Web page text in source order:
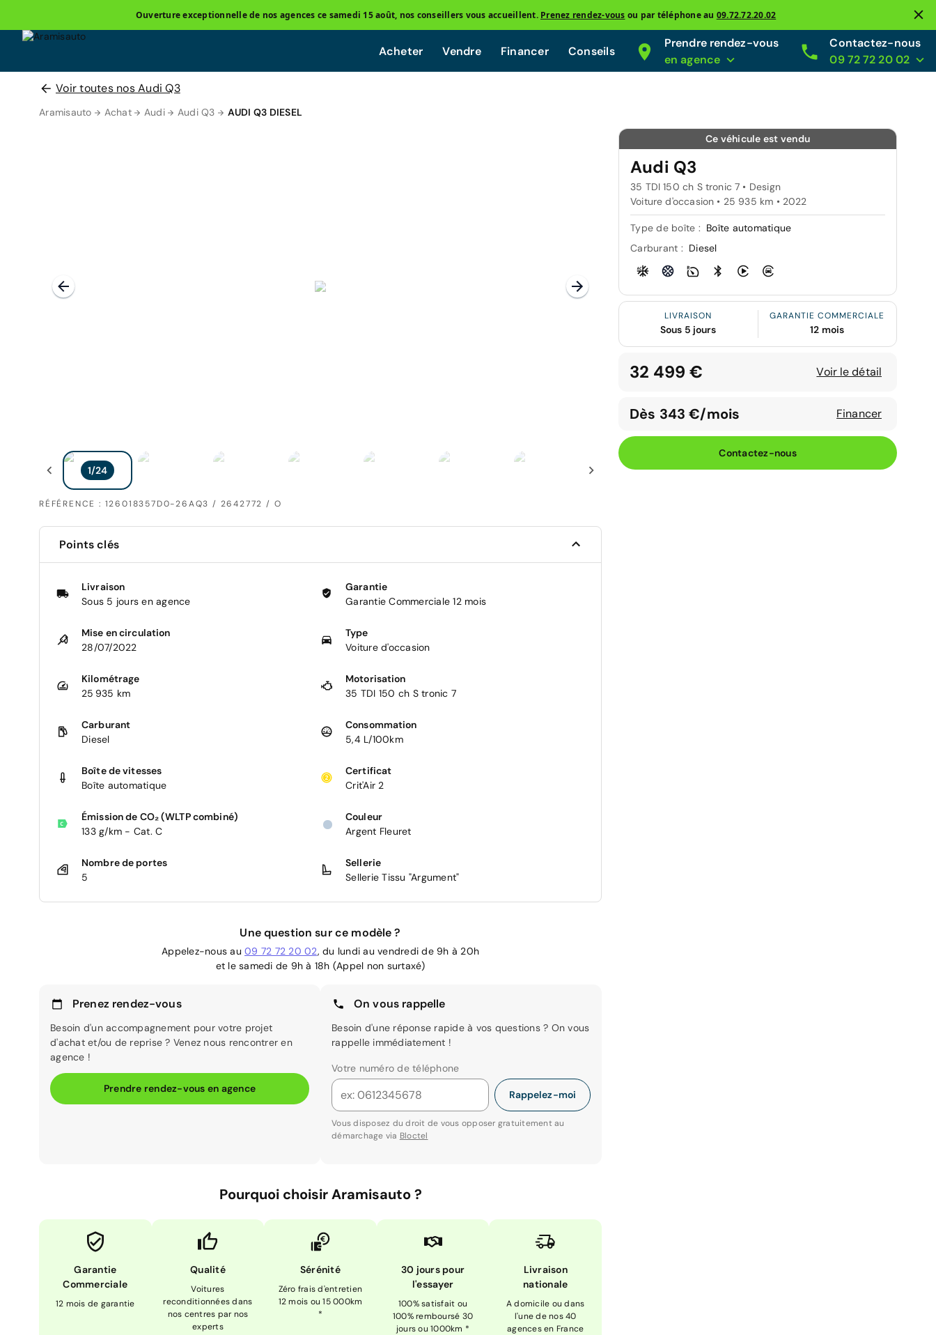
Ouverture exceptionnelle de nos agences ce samedi 15 août, nos conseillers vous accueillent. Prenez rendez-vous ou par téléphone au 09.72.72.20.02
Acheter Vendre Financer Conseils
Prendre rendez-vous
en agence
Contactez-nous
09 72 72 20 02
Voir toutes nos Audi Q3
Aramisauto Achat Audi Audi Q3 AUDI Q3 DIESEL
RÉFÉRENCE : 126018357D0-26AQ3 / 2642772 / O
Ce véhicule est vendu
Audi Q3
35 TDI 150 ch S tronic 7 • Design
Voiture d'occasion • 25 935 km • 2022
Type de boîte : Boîte automatique
Carburant : Diesel
LIVRAISON
Sous 5 jours
GARANTIE COMMERCIALE
12 mois
32 499 € Voir le détail
Dès 343 €/mois Financer
Contactez-nous
Points clés
Livraison
Sous 5 jours en agence
Garantie
Garantie Commerciale 12 mois
Mise en circulation
28/07/2022
Type
Voiture d'occasion
Kilométrage
25 935 km
Motorisation
35 TDI 150 ch S tronic 7
Carburant
Diesel
Consommation
5,4 L/100km
Boîte de vitesses
Boîte automatique
Certificat
Crit'Air 2
Émission de CO₂ (WLTP combiné)
133 g/km - Cat. C
Couleur
Argent Fleuret
Nombre de portes
5
Sellerie
Sellerie Tissu "Argument"
Une question sur ce modèle ?
Appelez-nous au 09 72 72 20 02, du lundi au vendredi de 9h à 20h
et le samedi de 9h à 18h (Appel non surtaxé)
Prenez rendez-vous
Besoin d'un accompagnement pour votre projet
d'achat et/ou de reprise ? Venez nous rencontrer en
agence !
Prendre rendez-vous en agence
On vous rappelle
Besoin d'une réponse rapide à vos questions ? On vous
rappelle immédiatement !
Votre numéro de téléphone
Rappelez-moi
Vous disposez du droit de vous opposer gratuitement au
démarchage via Bloctel
Pourquoi choisir Aramisauto ?
Garantie
Commerciale
12 mois de garantie
Qualité
Voitures
reconditionnées dans
nos centres par nos
experts
Sérénité
Zéro frais d'entretien
12 mois ou 15 000km
*
30 jours pour
l'essayer
100% satisfait ou
100% remboursé 30
jours ou 1000km *
Livraison
nationale
A domicile ou dans
l'une de nos 40
agences en France